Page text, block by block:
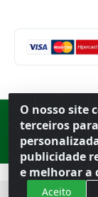
O nosso site
terceiros
publicidade
e melhorar a
Aceito
Rod. SP-215, s/n,
· CNPJ
© 2026 Atacado Ideal